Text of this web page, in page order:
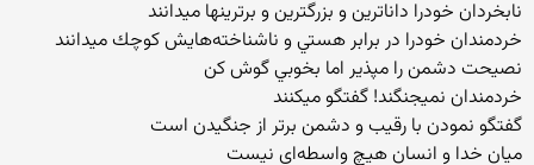
نابخردان خودرا داناترين و بزرگترين و برترينها ميدانند
خردمندان خودرا در برابر هستي و ناشناخته‌هايش كوچك ميدانند
نصيحت دشمن را مپذير اما بخوبي گوش كن
خردمندان نميجنگند! گفتگو ميكنند
گفتگو نمودن با رقيب و دشمن برتر از جنگيدن است
ميان خدا و انسان هيچ واسطه‌اي نيست